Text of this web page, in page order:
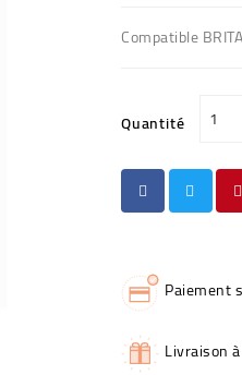
Compatible
Quantité
Paiement
Livraison